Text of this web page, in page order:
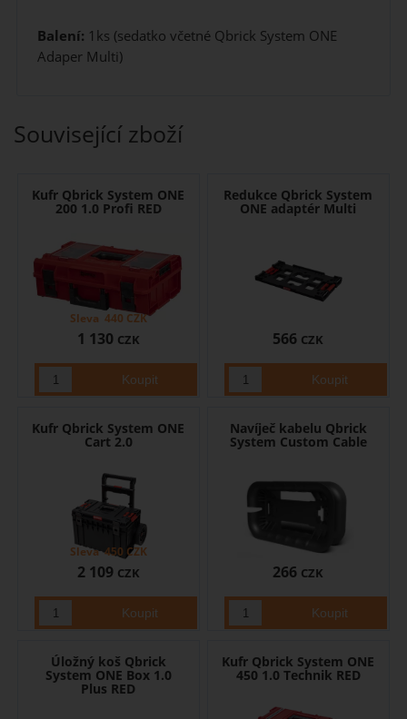
Balení: 1ks (sedatko včetné Qbrick System ONE
Adaper Multi)
Související zboží
Kufr Qbrick System ONE
200 1.0 Profi RED
1 130 CZK
Sleva 440 CZK
Redukce Qbrick System
ONE adaptér Multi
566 CZK
Kufr Qbrick System ONE
Cart 2.0
2 109 CZK
Sleva 450 CZK
Navíječ kabelu Qbrick
System Custom Cable
266 CZK
Úložný koš Qbrick
System ONE Box 1.0
Plus RED
Kufr Qbrick System ONE
450 1.0 Technik RED